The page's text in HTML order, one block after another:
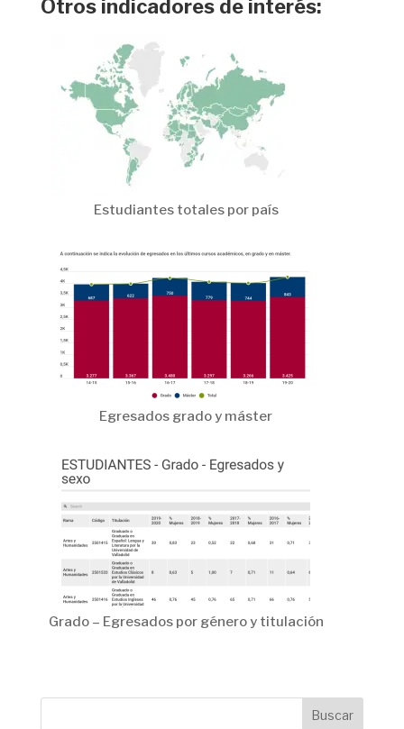
Otros indicadores de interés:
Estudiantes totales por país
Egresados grado y máster
Grado – Egresados por género y titulación